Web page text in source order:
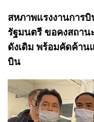
สหภาพแรงงานการ
รัฐมนตรี ขอคงสถาน
ดังเดิม พร้อมคัดค้าน
บิน